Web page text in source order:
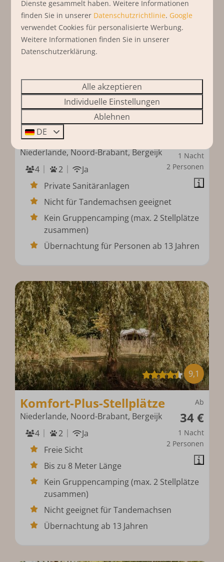
9,4
Ab
1 Nacht
2 Personen
Luxus-Komfort-
Stellplätze
Niederlande, Noord-Brabant, Bergeijk
4
2
Ja
Private Sanitäranlagen
Nicht für Tandemachsen geeignet
Kein Gruppencamping (max. 2 Stellplätze
zusammen)
Übernachtung für Personen ab 13 Jahren
9,1
Ab
34 €
1 Nacht
2 Personen
Komfort-Plus-Stellplätze
Niederlande, Noord-Brabant, Bergeijk
4
2
Ja
Freie Sicht
Bis zu 8 Meter Länge
Kein Gruppencamping (max. 2 Stellplätze
zusammen)
Nicht geeignet für Tandemachsen
Übernachtung ab 13 Jahren
Dienste gesammelt haben. Weitere Informationen
finden Sie in unserer Datenschutzrichtlinie. Google
verwendet Cookies für personalisierte Werbung.
Weitere Informationen finden Sie in unserer
Datenschutzerklärung.
Alle akzeptieren
Individuelle Einstellungen
Ablehnen
DE